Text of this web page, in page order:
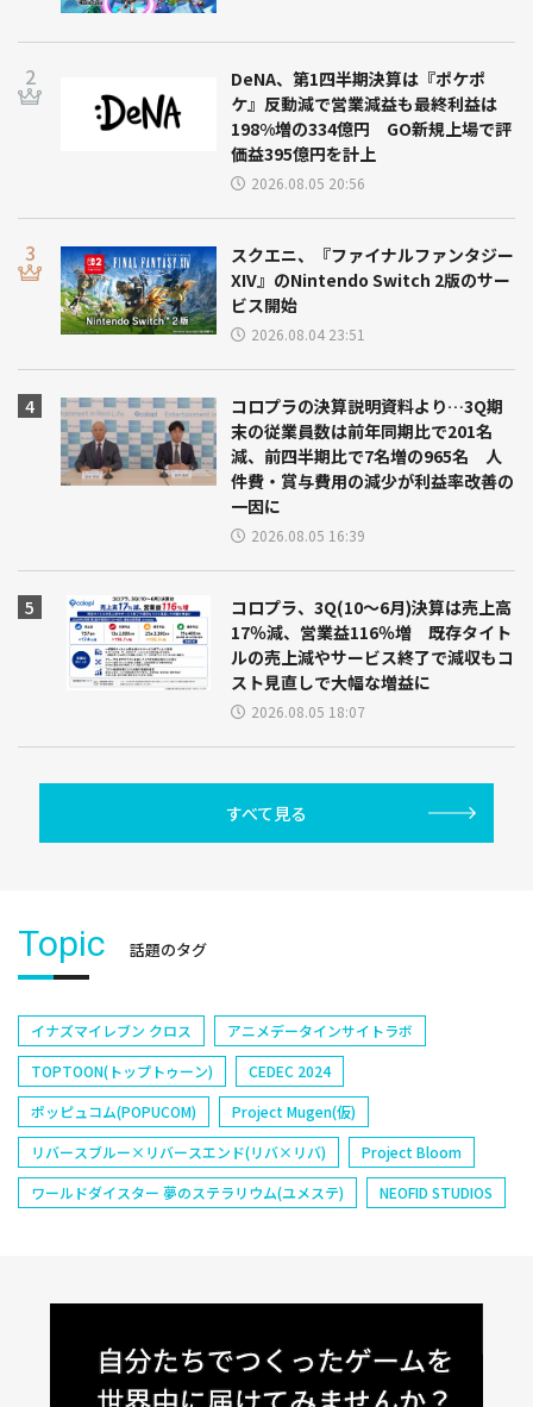
DeNA、第1四半期決算は『ポケポ
ケ』反動減で営業減益も最終利益は
198%増の334億円 GO新規上場で評
価益395億円を計上
2026.08.05 20:56
スクエニ、『ファイナルファンタジー
XIV』のNintendo Switch 2版のサー
ビス開始
2026.08.04 23:51
コロプラの決算説明資料より…3Q期
末の従業員数は前年同期比で201名
減、前四半期比で7名増の965名 人
件費・賞与費用の減少が利益率改善の
一因に
2026.08.05 16:39
コロプラ、3Q(10～6月)決算は売上高
17％減、営業益116％増 既存タイト
ルの売上減やサービス終了で減収もコ
スト見直しで大幅な増益に
2026.08.05 18:07
すべて見る
Topic 話題のタグ
イナズマイレブン クロス
アニメデータインサイトラボ
TOPTOON(トップトゥーン)
CEDEC 2024
ポッピュコム(POPUCOM)
Project Mugen(仮)
リバースブルー×リバースエンド(リバ×リバ)
Project Bloom
ワールドダイスター 夢のステラリウム(ユメステ)
NEOFID STUDIOS